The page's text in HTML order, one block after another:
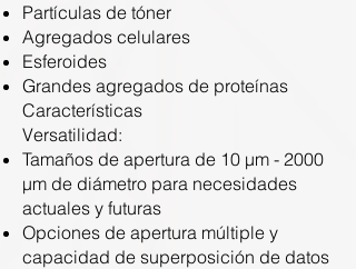
Partículas de tóner
Agregados celulares
Esferoides
Grandes agregados de proteínas
Características
Versatilidad:
Tamaños de apertura de 10 µm - 2000
µm de diámetro para necesidades
actuales y futuras
Opciones de apertura múltiple y
capacidad de superposición de datos